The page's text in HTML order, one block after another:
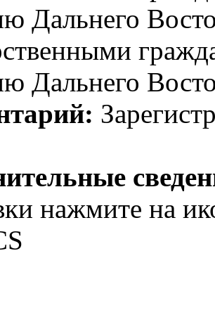
Дальнего
Дальнего
нажмите на